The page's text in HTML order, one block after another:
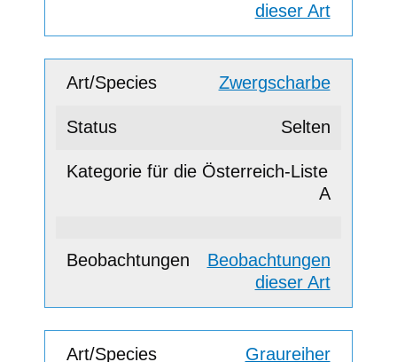
dieser Art
Zwergscharbe
Selten
A
Beobachtungen
dieser Art
Graureiher